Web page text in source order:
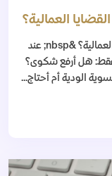
العمالية؟
محامي عمالي الدمام متى تحتاجه في القضايا العمالية؟ &nbsp; عند
فقط: هل أرفع شكوى؟
الودية أم أحتاج...